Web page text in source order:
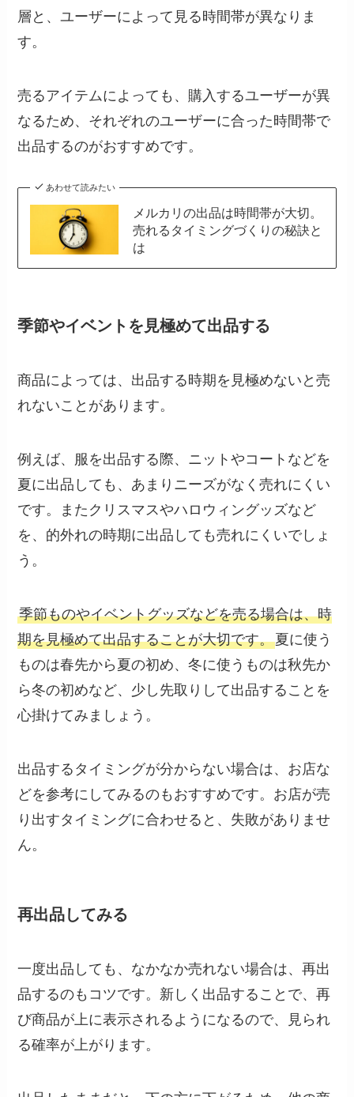
層と、ユーザーによって見る時間帯が異なりま
す。
売るアイテムによっても、購入するユーザーが異
なるため、それぞれのユーザーに合った時間帯で
出品するのがおすすめです。
あわせて読みたい
メルカリの出品は時間帯が大切。
売れるタイミングづくりの秘訣と
は
季節やイベントを見極めて出品する
商品によっては、出品する時期を見極めないと売
れないことがあります。
例えば、服を出品する際、ニットやコートなどを
夏に出品しても、あまりニーズがなく売れにくい
です。またクリスマスやハロウィングッズなど
を、的外れの時期に出品しても売れにくいでしょ
う。
季節ものやイベントグッズなどを売る場合は、時
期を見極めて出品することが大切です。夏に使う
ものは春先から夏の初め、冬に使うものは秋先か
ら冬の初めなど、少し先取りして出品することを
心掛けてみましょう。
出品するタイミングが分からない場合は、お店な
どを参考にしてみるのもおすすめです。お店が売
り出すタイミングに合わせると、失敗がありませ
ん。
再出品してみる
一度出品しても、なかなか売れない場合は、再出
品するのもコツです。新しく出品することで、再
び商品が上に表示されるようになるので、見られ
る確率が上がります。